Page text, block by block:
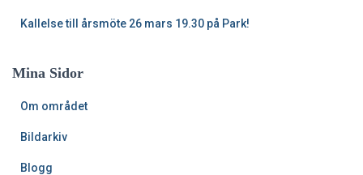
Kallelse till årsmöte 26 mars 19.30 på Park!
Mina Sidor
Om området
Bildarkiv
Blogg